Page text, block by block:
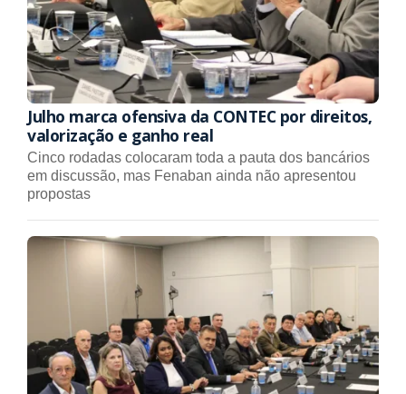
Julho marca ofensiva da CONTEC por direitos,
valorização e ganho real
Cinco rodadas colocaram toda a pauta dos bancários
em discussão, mas Fenaban ainda não apresentou
propostas